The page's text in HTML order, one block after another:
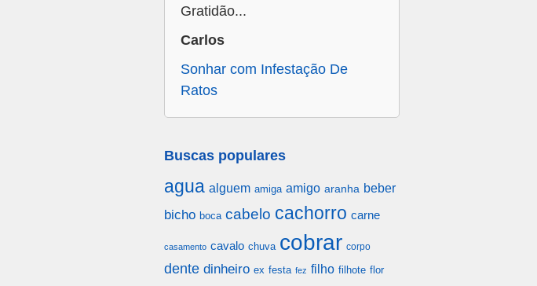
Gratidão...
Carlos
Sonhar com Infestação De
Ratos
Buscas populares
agua alguem amiga amigo aranha beber
bicho boca cabelo cachorro carne
casamento cavalo chuva cobrar corpo
dente dinheiro ex festa fez filho filhote flor